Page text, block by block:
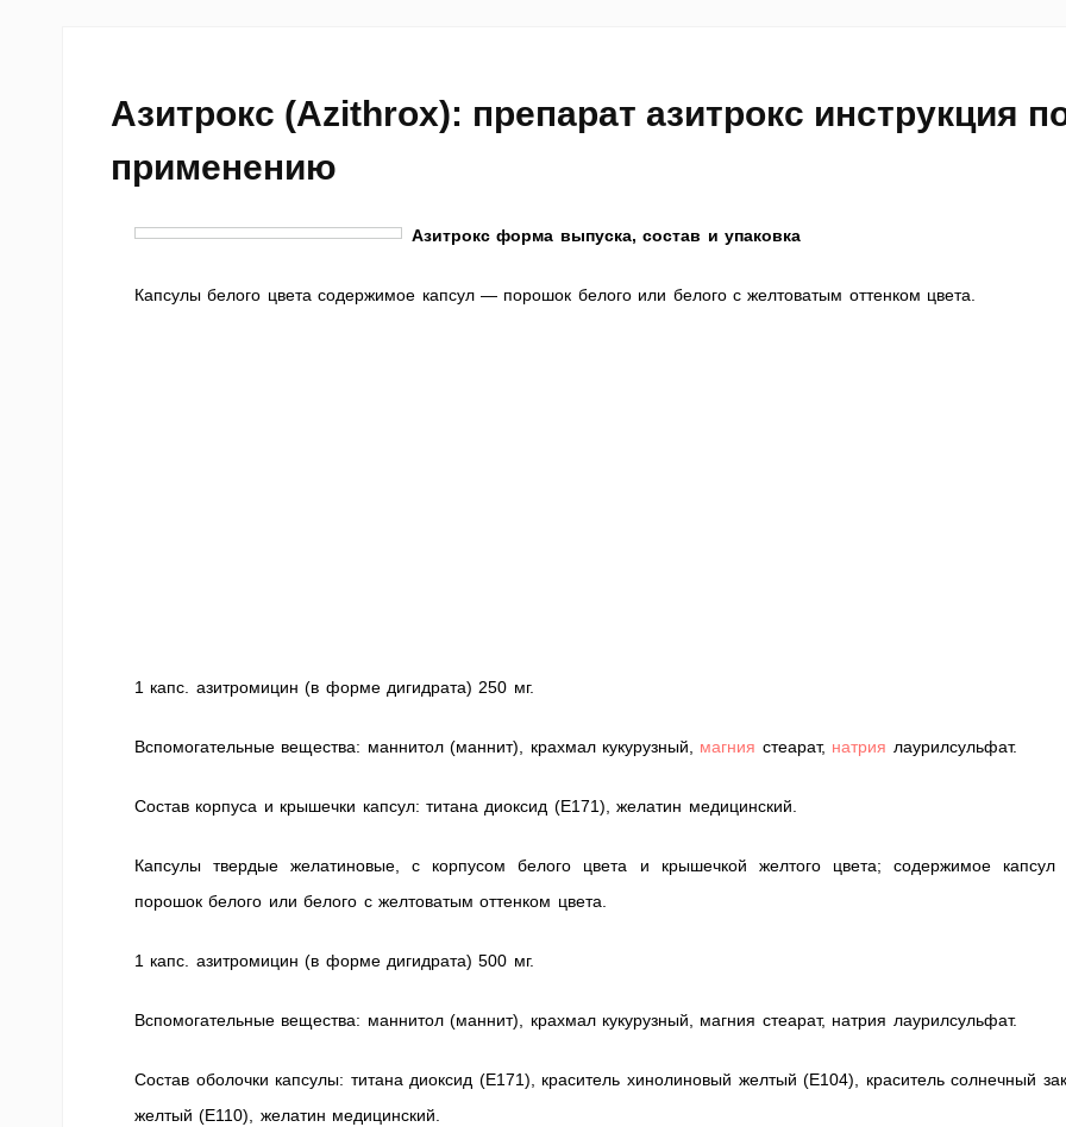
Азитрокс (Azithrox): препарат азитрокс инструкция
применению
Азитрокс форма выпуска, состав и упаковка
Капсулы белого цвета содержимое капсул — порошок белого или белого с желтоватым оттенком цвета.
1 капс. азитромицин (в форме дигидрата) 250 мг.
Вспомогательные вещества: маннитол (маннит), крахмал кукурузный, магния стеарат, натрия лаурилсульфат.
Состав корпуса и крышечки капсул: титана диоксид (Е171), желатин медицинский.
Капсулы твердые желатиновые, с корпусом белого цвета и крышечкой желтого цвета; содержимое
порошок белого или белого с желтоватым оттенком цвета.
1 капс. азитромицин (в форме дигидрата) 500 мг.
Вспомогательные вещества: маннитол (маннит), крахмал кукурузный, магния стеарат, натрия лаурилсульфат.
Состав оболочки капсулы: титана диоксид (Е171), краситель хинолиновый желтый (Е104), краситель солнечный
желтый (Е110), желатин медицинский.